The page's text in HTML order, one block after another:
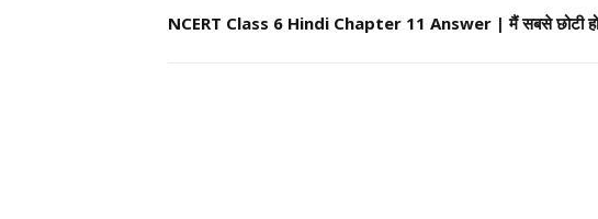
NCERT Class 6 Hindi Chapter 11 Answer | मैं सबसे छोटी